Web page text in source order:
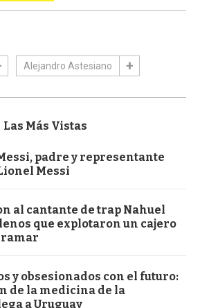
Alejandro Astesiano
Las Más Vistas
padre y representante
Messi
al cantante de trap Nahuel
que explotaron un cajero
y obsesionados con el futuro:
de la medicina de la
a Uruguay